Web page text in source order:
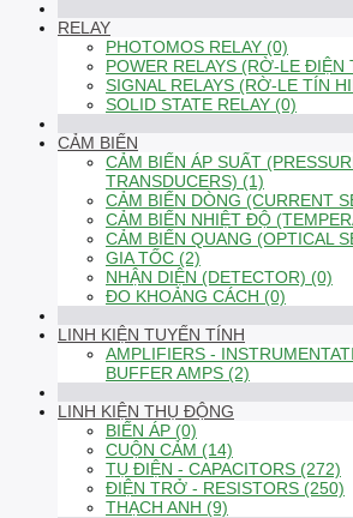
RELAY
PHOTOMOS RELAY (0)
POWER RELAYS (RỜ-LE ĐIỆN
SIGNAL RELAYS (RỜ-LE TÍN
SOLID STATE RELAY (0)
CẢM BIẾN
CẢM BIẾN ÁP SUẤT
TRANSDUCERS) (1)
CẢM BIẾN DÒNG (CURRENT
CẢM BIẾN NHIỆT ĐỘ
CẢM BIẾN QUANG (OPTICAL
GIA TỐC (2)
NHẬN DIỆN (DETECTOR) (0)
ĐO KHOẢNG CÁCH (0)
LINH KIỆN TUYẾN TÍNH
AMPLIFIERS -
BUFFER AMPS (2)
LINH KIỆN THỤ ĐỘNG
BIẾN ÁP (0)
CUỘN CẢM (14)
TỤ ĐIỆN - CAPACITORS (272)
ĐIỆN TRỞ - RESISTORS (250)
THẠCH ANH (9)